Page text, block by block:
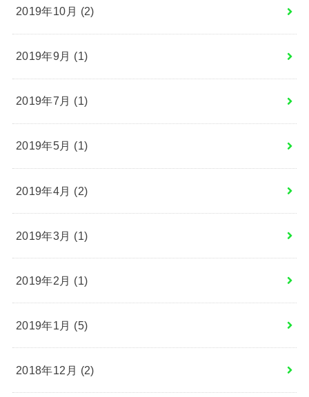
2019年10月 (2)
2019年9月 (1)
2019年7月 (1)
2019年5月 (1)
2019年4月 (2)
2019年3月 (1)
2019年2月 (1)
2019年1月 (5)
2018年12月 (2)